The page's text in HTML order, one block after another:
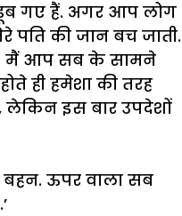
गए हैं. अगर आप लोग
पति की जान बच जाती.
मैं आप सब के सामने
होते ही हमेशा की तरह
लेकिन इस बार उपदेशों
बहन. ऊपर वाला सब
.’